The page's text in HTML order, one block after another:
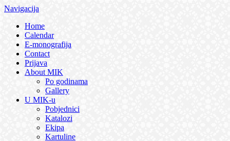
Navigacija
Home
Calendar
E-monografija
Contact
Prijava
About MIK
Po godinama
Gallery
U MIK-u
Pobjednici
Katalozi
Ekipa
Kartuline